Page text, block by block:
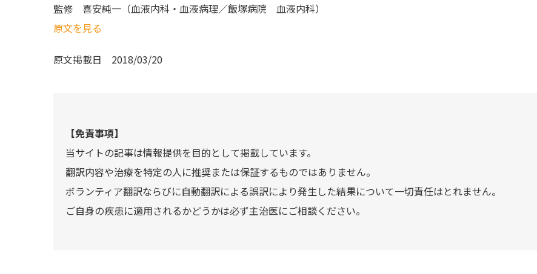
監修 喜安純一（血液内科・血液病理／飯塚病院 血液内科）
原文を見る
原文掲載日 2018/03/20
【免責事項】
当サイトの記事は情報提供を目的として掲載しています。
翻訳内容や治療を特定の人に推奨または保証するものではありません。
ボランティア翻訳ならびに自動翻訳による誤訳により発生した結果について一切責任はとれません。
ご自身の疾患に適用されるかどうかは必ず主治医にご相談ください。